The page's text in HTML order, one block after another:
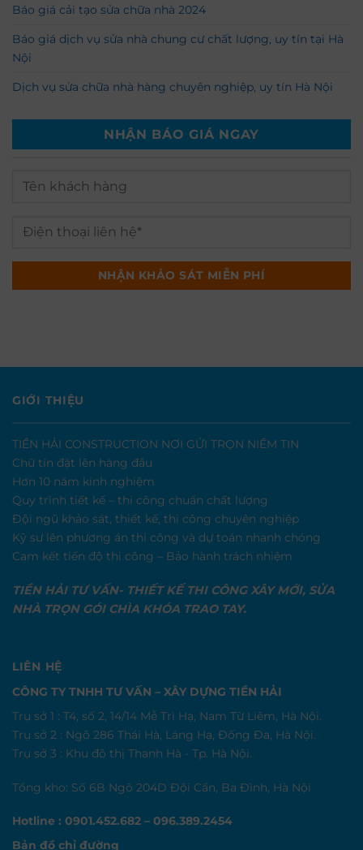
Báo giá cải tạo sửa chữa nhà 2024
Báo giá dịch vụ sửa nhà chung cư chất lượng, uy tín tại Hà
Nội
Dịch vụ sửa chữa nhà hàng chuyên nghiệp, uy tín Hà Nội
NHẬN BÁO GIÁ NGAY
GIỚI THIỆU
TIỀN HẢI CONSTRUCTION NƠI GỬI TRỌN NIỀM TIN
Chữ tín đặt lên hàng đầu
Hơn 10 năm kinh nghiệm
Quy trình tiết kế – thi công chuẩn chất lượng
Đội ngũ khảo sát, thiết kế, thi công chuyên nghiệp
Kỹ sư lên phương án thi công và dự toán nhanh chóng
Cam kết tiến độ thi công – Bảo hành trách nhiệm
TIỀN HẢI TƯ VẤN- THIẾT KẾ THI CÔNG XÂY MỚI, SỬA
NHÀ TRỌN GÓI CHÌA KHÓA TRAO TAY.
LIÊN HỆ
CÔNG TY TNHH TƯ VẤN – XÂY DỰNG TIỀN HẢI
Trụ sở 1 : T4, số 2, 14/14 Mễ Trì Hạ, Nam Từ Liêm, Hà Nội.
Trụ sở 2 : Ngõ 286 Thái Hà, Láng Hạ, Đống Đa, Hà Nội.
Trụ sở 3 : Khu đô thị Thanh Hà - Tp. Hà Nội.
Tổng kho: Số 6B Ngõ 204D Đội Cấn, Ba Đình, Hà Nội
Hotline : 0901.452.682 – 096.389.2454
Bản đồ chỉ đường